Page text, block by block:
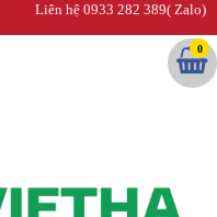
Liên hệ 0933 282 389( Zalo)
0